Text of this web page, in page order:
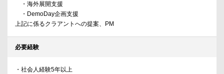
・海外展開支援
・DemoDay企画支援
上記に係るクラアントへの提案、PM
必要経験
・社会人経験5年以上